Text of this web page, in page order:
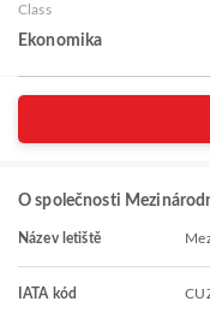
Class
Ekonomika
O společnosti
Název letiště
IATA kód